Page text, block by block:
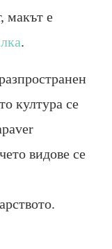
макът е
.
култура се
видове се